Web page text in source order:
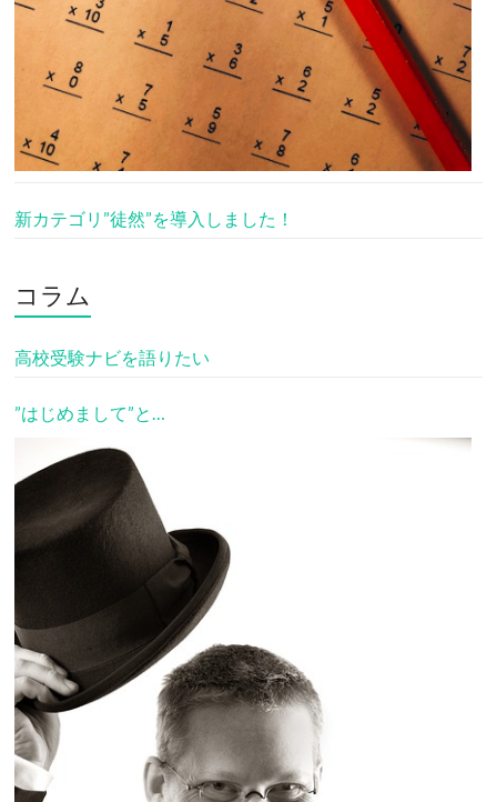
新カテゴリ”徒然”を導入しました！
コラム
高校受験ナビを語りたい
”はじめまして”と…